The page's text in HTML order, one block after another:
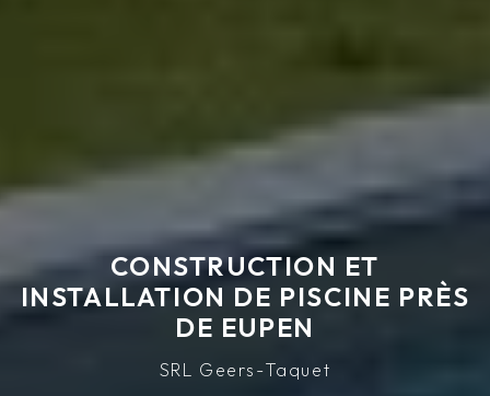
CONSTRUCTION ET
INSTALLATION DE PISCINE PRÈS
DE EUPEN
SRL Geers-Taquet